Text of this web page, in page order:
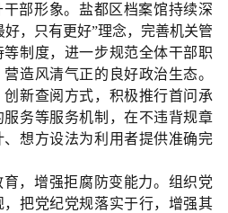
部形象。盐都区档案馆持续深
，只有更好”理念，完善机关管
制度，进一步规范全体干部职
造风清气正的良好政治生态。
新查阅方式，积极推行首问承
务等服务机制，在不违背规章
想方设法为利用者提供准确完
，增强拒腐防变能力。组织党
把党纪党规落实于行，增强其